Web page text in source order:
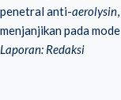
penetral anti-aerolysin
menjanjikan pada
Laporan: Redaksi